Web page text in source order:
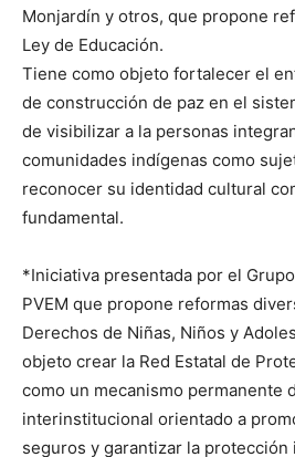
Monjardín y otros, que propone
Ley de Educación.
Tiene como objeto fortalecer el
de construcción de paz en el
de visibilizar a la personas
comunidades indígenas como
reconocer su identidad cultural
fundamental.
*Iniciativa presentada por el
PVEM que propone reformas
Derechos de Niñas, Niños y
objeto crear la Red Estatal de
como un mecanismo permanente
interinstitucional orientado a
seguros y garantizar la protección